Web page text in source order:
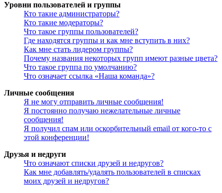
Уровни пользователей и группы
Кто такие администраторы?
Кто такие модераторы?
Что такое группы пользователей?
Где находятся группы и как мне вступить в них?
Как мне стать лидером группы?
Почему названия некоторых групп имеют разные цвета?
Что такое группа по умолчанию?
Что означает ссылка «Наша команда»?
Личные сообщения
Я не могу отправить личные сообщения!
Я постоянно получаю нежелательные личные
сообщения!
Я получил спам или оскорбительный email от кого-то с
этой конференции!
Друзья и недруги
Что означают списки друзей и недругов?
Как мне добавлять/удалять пользователей в списках
моих друзей и недругов?